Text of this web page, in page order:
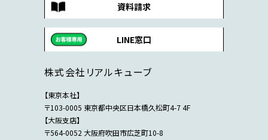
資料請求
LINE窓口
株式会社リアルキューブ
【東京本社】
〒103-0005 東京都中央区日本橋久松町4-7 4F
【大阪支店】
〒564-0052 大阪府吹田市広芝町10-8